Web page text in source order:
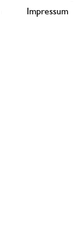
Impressum